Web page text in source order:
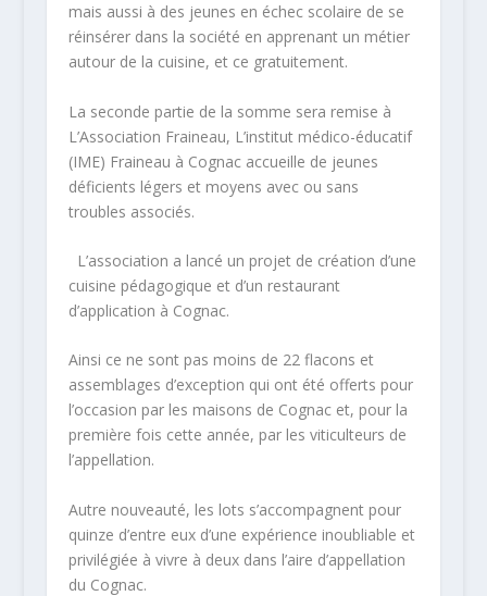
mais aussi à des jeunes en échec scolaire de se
réinsérer dans la société en apprenant un métier
autour de la cuisine, et ce gratuitement.
La seconde partie de la somme sera remise à
L’Association Fraineau, L’institut médico-éducatif
(IME) Fraineau à Cognac accueille de jeunes
déficients légers et moyens avec ou sans
troubles associés.
L’association a lancé un projet de création d’une
cuisine pédagogique et d’un restaurant
d’application à Cognac.
Ainsi ce ne sont pas moins de 22 flacons et
assemblages d’exception qui ont été offerts pour
l’occasion par les maisons de Cognac et, pour la
première fois cette année, par les viticulteurs de
l’appellation.
Autre nouveauté, les lots s’accompagnent pour
quinze d’entre eux d’une expérience inoubliable et
privilégiée à vivre à deux dans l’aire d’appellation
du Cognac.